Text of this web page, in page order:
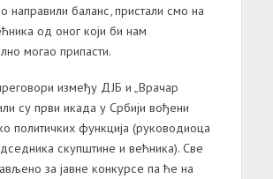
направили баланс, пристали смо на
од оног који би нам
могао припасти.
између ДЈБ и „Врачар
су први икада у Србији вођени
политичких функција (руководиоца
скупштине и већника). Све
за јавне конкурсе па ће на